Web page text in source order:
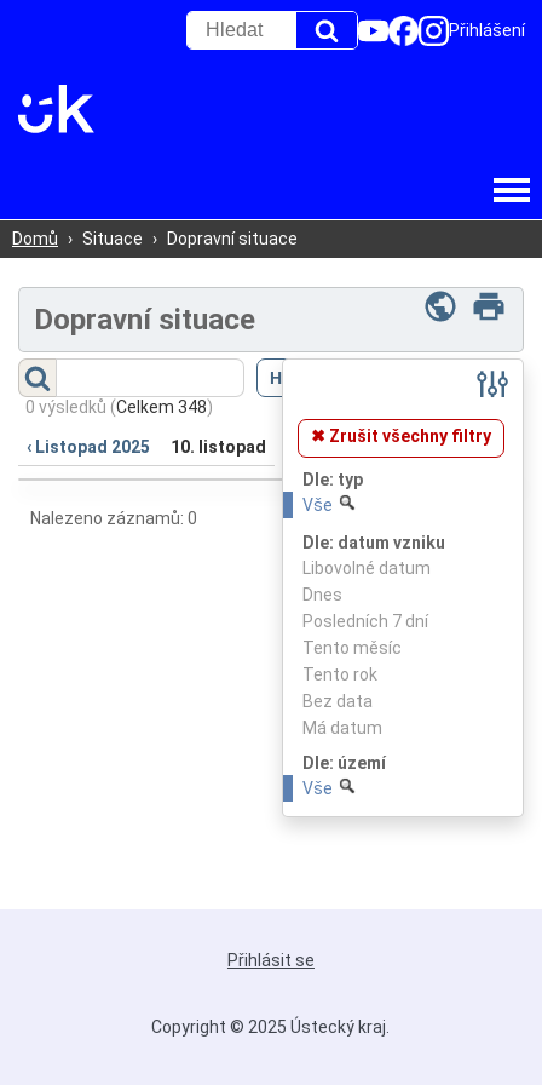
Přihlášení
Domů › Situace › Dopravní situace
Dopravní situace
0 výsledků (Celkem 348)
‹ Listopad 2025 10. listopad
✖ Zrušit všechny filtry
Dle: typ
Vše
Dle: datum vzniku
Libovolné datum
Dnes
Posledních 7 dní
Tento měsíc
Tento rok
Bez data
Má datum
Dle: území
Vše
Nalezeno záznamů: 0
Přihlásit se
Copyright © 2025 Ústecký kraj.